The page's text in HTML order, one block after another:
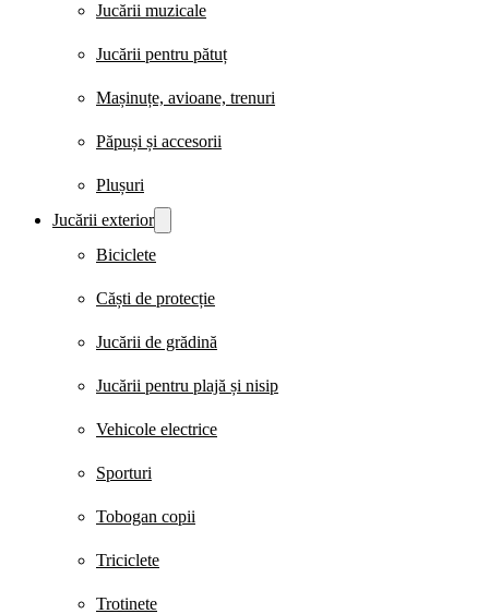
Jucării muzicale
Jucării pentru pătuț
Mașinuțe, avioane, trenuri
Păpuși și accesorii
Plușuri
Jucării exterior
Biciclete
Căști de protecție
Jucării de grădină
Jucării pentru plajă și nisip
Vehicole electrice
Sporturi
Tobogan copii
Triciclete
Trotinete